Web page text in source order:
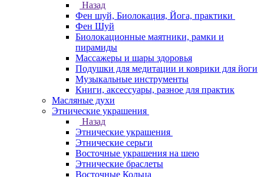
Назад
Фен шуй, Биолокация, Йога, практики
Фен Шуй
Биолокационные маятники, рамки и
пирамиды
Массажеры и шары здоровья
Подушки для медитации и коврики для йоги
Музыкальные инструменты
Книги, аксессуары, разное для практик
Масляные духи
Этнические украшения
Назад
Этнические украшения
Этнические серьги
Восточные украшения на шею
Этнические браслеты
Восточные Кольца